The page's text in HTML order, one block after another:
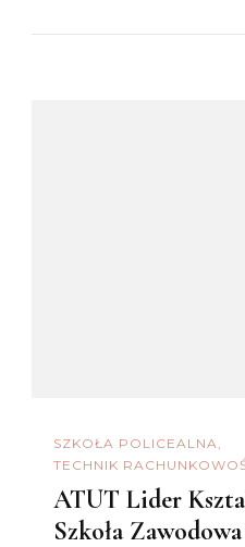
SZKOŁA POLICEALNA
TECHNIK
ATUT Lider
Szkoła